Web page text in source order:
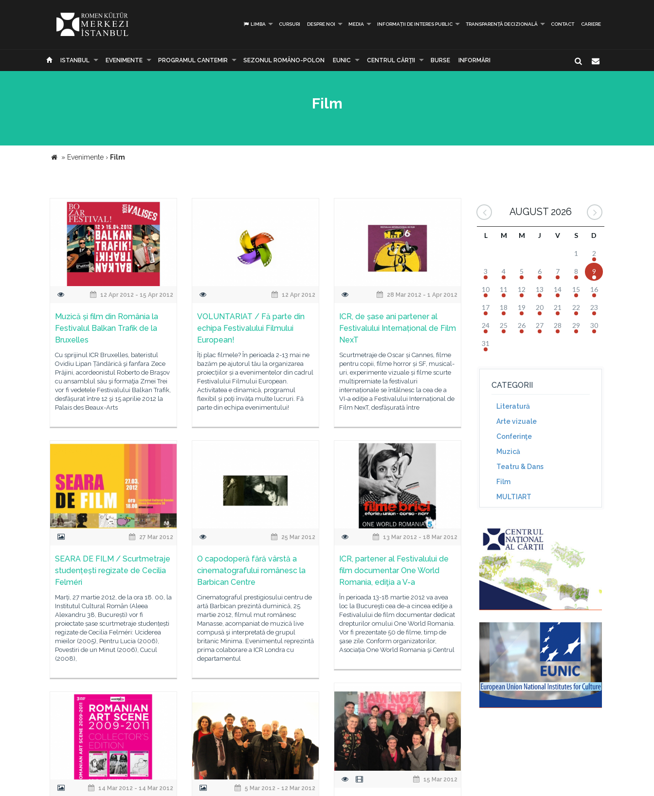
LIMBA CURSURI DESPRE NOI MEDIA INFORMAȚII DE INTERES PUBLIC TRANSPARENȚĂ DECIZIONALĂ CONTACT CARIERE
ISTANBUL EVENIMENTE PROGRAMUL CANTEMIR SEZONUL ROMÂNO-POLON EUNIC CENTRUL CĂRŢII BURSE INFORMĂRI
Film
» Evenimente › Film
12 Apr 2012 - 15 Apr 2012
Muzică și film din România la
Festivalul Balkan Trafik de la
Bruxelles
Cu sprijinul ICR Bruxelles, bateristul
Ovidiu Lipan Țăndărică şi fanfara Zece
Prăjini, acordeonistul Roberto de Braşov
cu ansamblul său şi formaţia Zmei Trei
vor fi vedetele Festivalului Balkan Trafik,
desfășurat între 12 şi 15 aprilie 2012 la
Palais des Beaux-Arts
12 Apr 2012
VOLUNTARIAT / Fă parte din
echipa Festivalului Filmului
European!
Îți plac filmele? În perioada 2-13 mai ne
bazăm pe ajutorul tău la organizarea
proiecțiilor și a evenimentelor din cadrul
Festivalului Filmului European.
Activitatea e dinamică, programul
flexibil și poți învăța multe lucruri. Fă
parte din echipa evenimentului!
28 Mar 2012 - 1 Apr 2012
ICR, de șase ani partener al
Festivalului Internațional de Film
NexT
Scurtmetraje de Oscar și Cannes, filme
pentru copii, filme horror și SF, musical-
uri, experimente vizuale și filme scurte
multipremiate la festivaluri
internaționale se întâlnesc la cea de a
VI-a ediție a Festivalului Internațional de
Film NexT, desfășurată între
27 Mar 2012
SEARA DE FILM / Scurtmetraje
studențești regizate de Cecilia
Felméri
Marți, 27 martie 2012, de la ora 18. 00, la
Institutul Cultural Român (Aleea
Alexandru 38, București) vor fi
proiectate șase scurtmetraje studențești
regizate de Cecilia Felméri: Uciderea
mieilor (2005), Pentru Lucia (2006),
Povestiri de un Minut (2006), Cucul
(2008),
25 Mar 2012
O capodoperă fără vârstă a
cinematografului românesc la
Barbican Centre
Cinematograful prestigiosului centru de
artă Barbican prezintă duminică, 25
martie 2012, filmul mut românesc
Manasse, acompaniat de muzică live
compusă şi interpretată de grupul
britanic Minima. Evenimentul reprezintă
prima colaborare a ICR Londra cu
departamentul
13 Mar 2012 - 18 Mar 2012
ICR, partener al Festivalului de
film documentar One World
Romania, ediţia a V-a
În perioada 13-18 martie 2012 va avea
loc la Bucureşti cea de-a cincea ediţie a
Festivalului de film documentar dedicat
drepturilor omului One World Romania.
Vor fi prezentate 50 de filme, timp de
şase zile. Conform organizatorilor,
Asociația One World Romania şi Centrul
15 Mar 2012
14 Mar 2012 - 14 Mar 2012 5 Mar 2012 - 12 Mar 2012
AUGUST 2026
L M M J V S D
1 2
3 4 5 6 7 8 9
10 11 12 13 14 15 16
17 18 19 20 21 22 23
24 25 26 27 28 29 30
31
CATEGORII
Literatură
Arte vizuale
Conferinţe
Muzică
Teatru & Dans
Film
MULTIART